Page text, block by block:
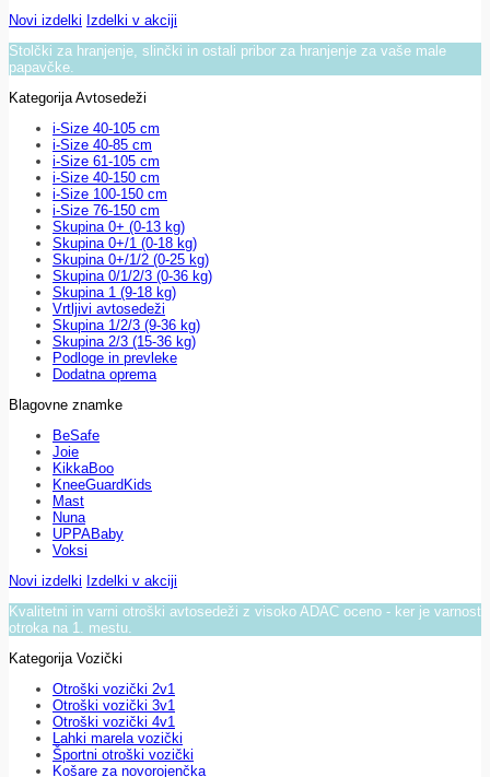
Novi izdelki Izdelki v akciji
Stolčki za hranjenje, slinčki in ostali pribor za hranjenje za vaše male
papavčke.
Kategorija Avtosedeži
i-Size 40-105 cm
i-Size 40-85 cm
i-Size 61-105 cm
i-Size 40-150 cm
i-Size 100-150 cm
i-Size 76-150 cm
Skupina 0+ (0-13 kg)
Skupina 0+/1 (0-18 kg)
Skupina 0+/1/2 (0-25 kg)
Skupina 0/1/2/3 (0-36 kg)
Skupina 1 (9-18 kg)
Vrtljivi avtosedeži
Skupina 1/2/3 (9-36 kg)
Skupina 2/3 (15-36 kg)
Podloge in prevleke
Dodatna oprema
Blagovne znamke
BeSafe
Joie
KikkaBoo
KneeGuardKids
Mast
Nuna
UPPABaby
Voksi
Novi izdelki Izdelki v akciji
Kvalitetni in varni otroški avtosedeži z visoko ADAC oceno - ker je varnost
otroka na 1. mestu.
Kategorija Vozički
Otroški vozički 2v1
Otroški vozički 3v1
Otroški vozički 4v1
Lahki marela vozički
Športni otroški vozički
Košare za novorojenčka